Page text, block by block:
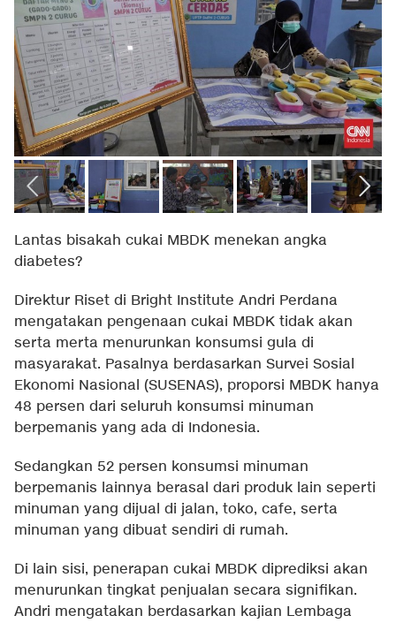
Lantas bisakah cukai MBDK menekan angka
diabetes?
Direktur Riset di Bright Institute Andri Perdana
mengatakan pengenaan cukai MBDK tidak akan
serta merta menurunkan konsumsi gula di
masyarakat. Pasalnya berdasarkan Survei Sosial
Ekonomi Nasional (SUSENAS), proporsi MBDK hanya
48 persen dari seluruh konsumsi minuman
berpemanis yang ada di Indonesia.
Sedangkan 52 persen konsumsi minuman
berpemanis lainnya berasal dari produk lain seperti
minuman yang dijual di jalan, toko, cafe, serta
minuman yang dibuat sendiri di rumah.
Di lain sisi, penerapan cukai MBDK diprediksi akan
menurunkan tingkat penjualan secara signifikan.
Andri mengatakan berdasarkan kajian Lembaga